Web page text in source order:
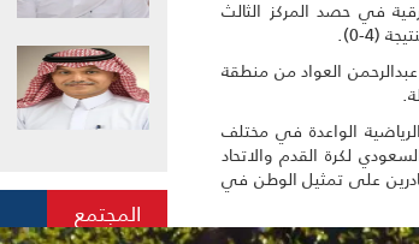
في حصد المركز الثالث
(4-0).
العواد من منطقة
الواعدة في مختلف
لكرة القدم والاتحاد
على تمثيل الوطن في
المجتمع